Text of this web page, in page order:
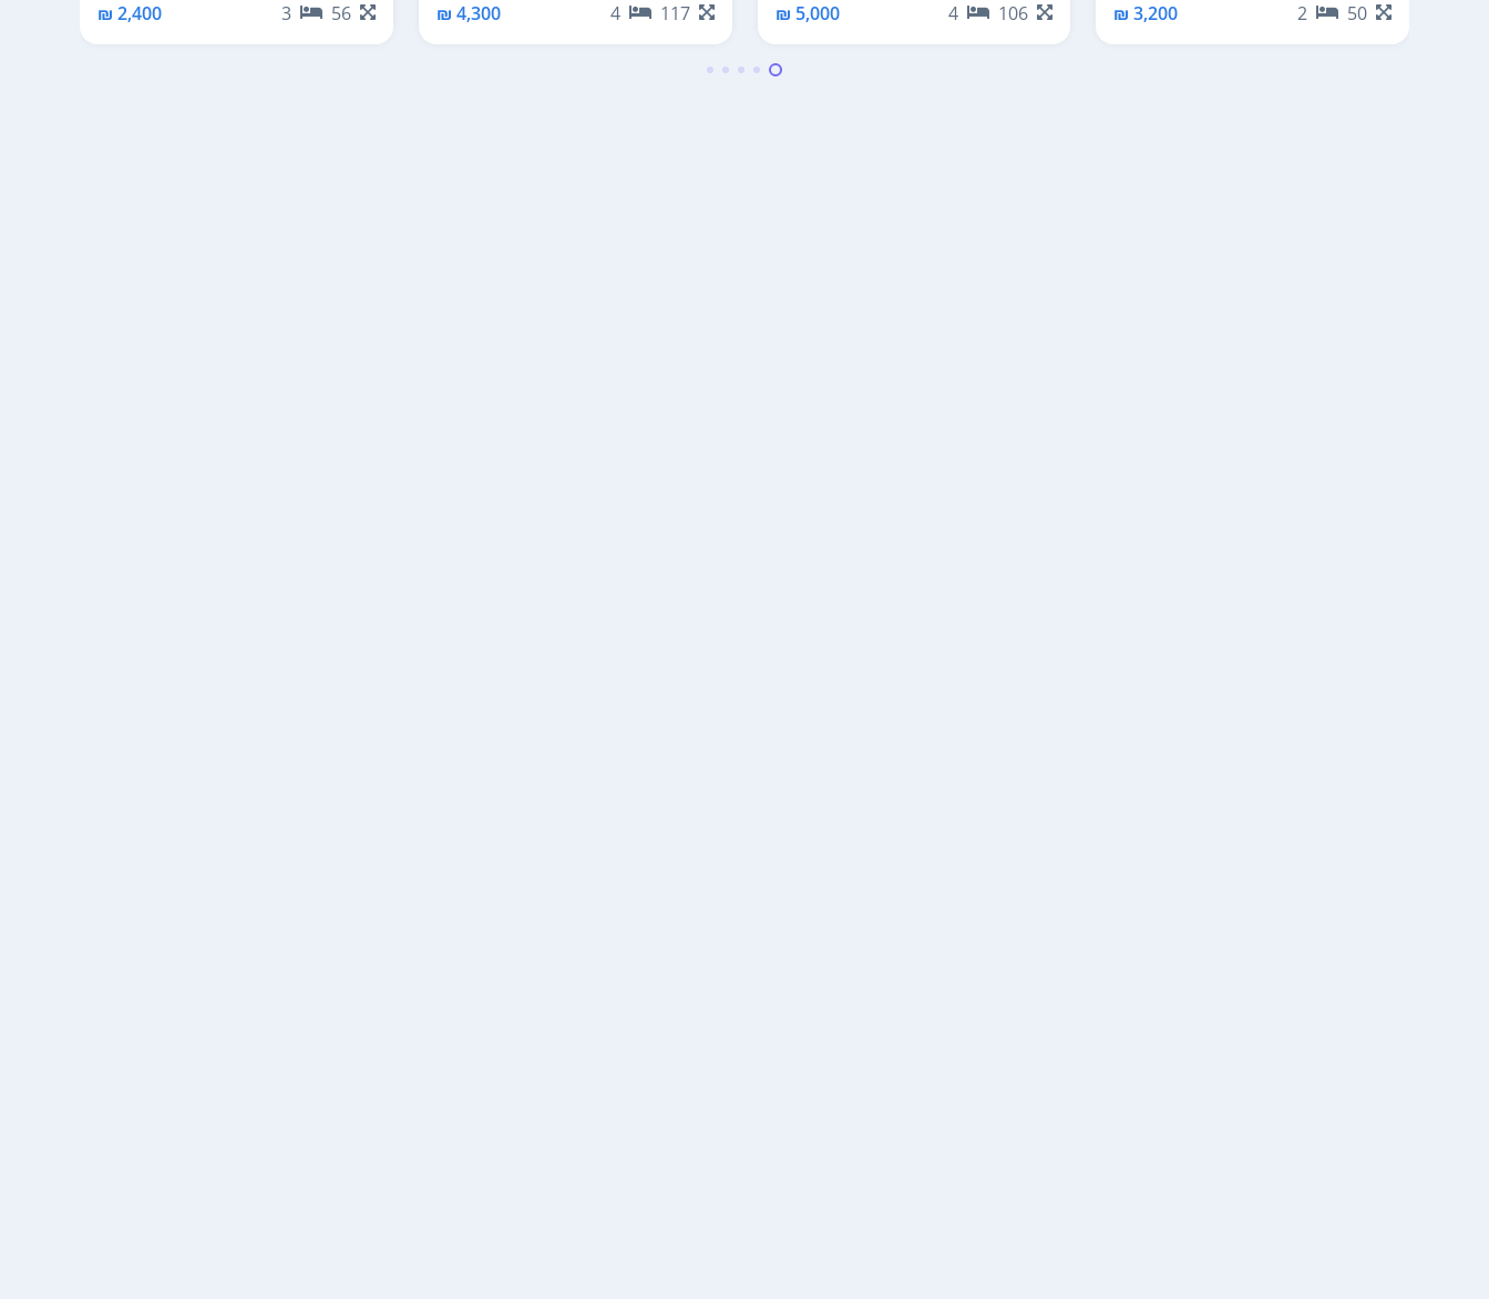
50
2
3,200 ₪
106
4
5,000 ₪
117
4
4,300 ₪
56
3
2,400 ₪